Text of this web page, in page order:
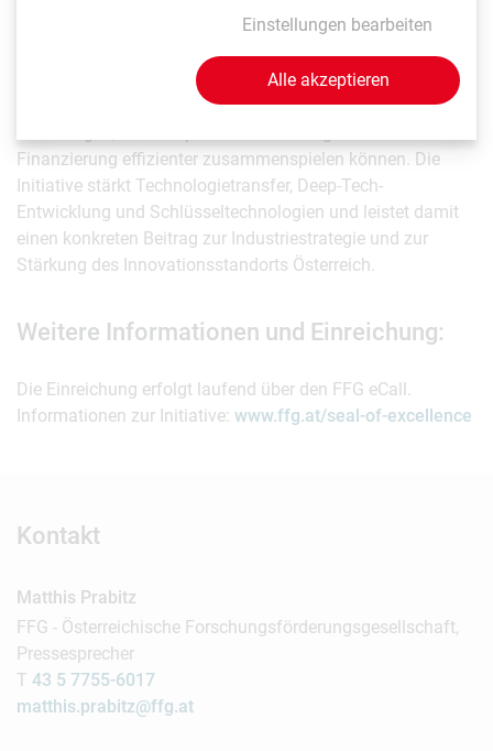
Die Seal of Excellence-Förderung startet als Pilotinitiative
und dient zugleich als Lernfeld für moderne
Förderverfahren. Österreich sammelt damit praktische
Finanzierung effizienter zusammenspielen können. Die
Initiative stärkt Technologietransfer, Deep-Tech-
Entwicklung und Schlüsseltechnologien und leistet damit
einen konkreten Beitrag zur Industriestrategie und zur
Stärkung des Innovationsstandorts Österreich.
Weitere Informationen und Einreichung:
Die Einreichung erfolgt laufend über den FFG eCall.
Informationen zur Initiative: www.ffg.at/seal-of-excellence
Kontakt
Matthis Prabitz
FFG - Österreichische Forschungsförderungsgesellschaft,
Pressesprecher
T 43 5 7755-6017
matthis.prabitz@ffg.at
Einstellungen bearbeiten
Alle akzeptieren